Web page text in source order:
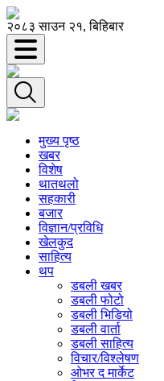
२०८३ साउन २१, बिहिबार
मुख्य पृष्ठ
खबर
विशेष
थातथलो
सहकारी
बजार
विज्ञान/प्रविधि
खेलकुद
साहित्य
थप
डबली खबर
डबली फोटो
डबली भिडियो
डबली वार्ता
डबली साहित्य
विचार/विश्‍लेषण
ओभर द मार्केट